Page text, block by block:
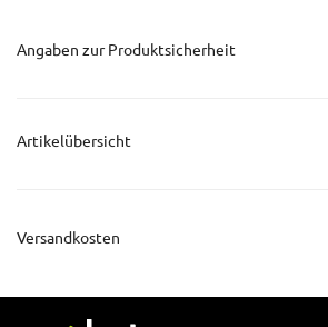
Angaben zur Produktsicherheit
Artikelübersicht
Versandkosten